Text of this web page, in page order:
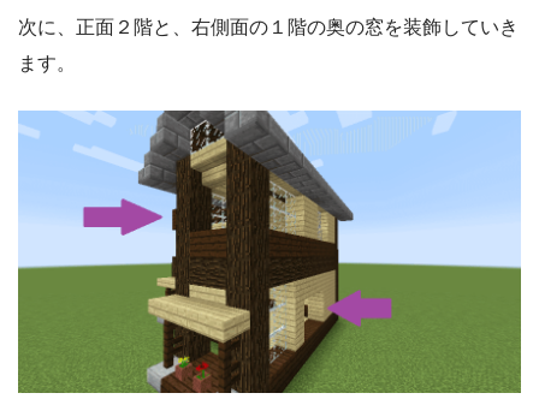
次に、正面２階と、右側面の１階の奥の窓を装飾していき
ます。